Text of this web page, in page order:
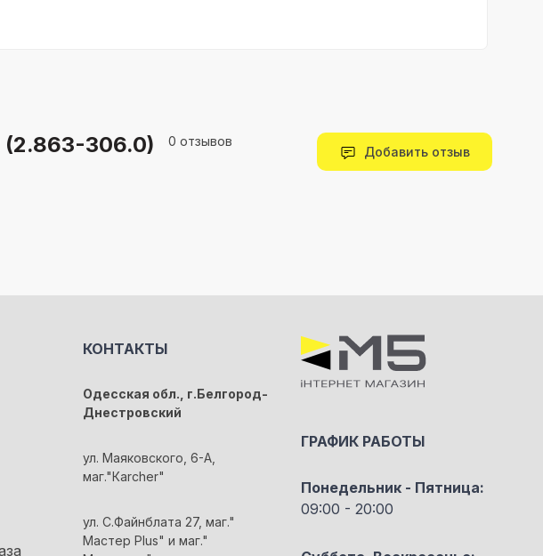
(2.863-306.0) 0 отзывов
Добавить отзыв
КОНТАКТЫ
Одесская обл., г.Белгород-
Днестровский
ул. Маяковского, 6-А,
маг."Кarcher"
ул. С.Файнблата 27, маг."
Мастер Plus" и маг."
ГРАФИК РАБОТЫ
Понедельник - Пятница:
09:00 - 20:00